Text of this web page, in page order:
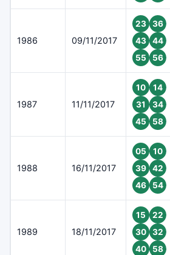
1986 09/11/2017
23
36
43
44
55
56
1987 11/11/2017
10
14
31
34
45
58
1988 16/11/2017
05
10
39
42
46
54
1989 18/11/2017
15
22
30
32
40
58